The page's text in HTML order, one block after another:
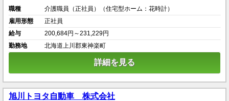
職種
介護職員（正社員）（住宅型ホーム：花時計）
雇用形態
正社員
給与
200,684円～231,229円
勤務地
北海道上川郡東神楽町
詳細を見る
旭川トヨタ自動車 株式会社